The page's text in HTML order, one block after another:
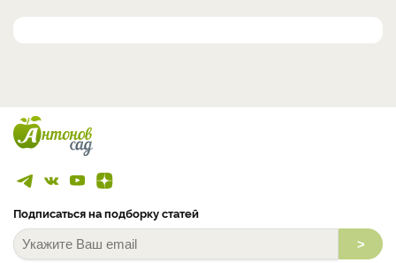
Подписаться на подборку статей
>